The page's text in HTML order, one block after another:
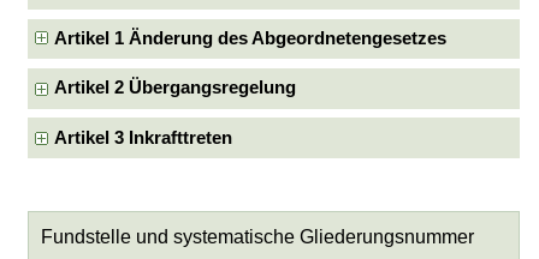
Artikel 1 Änderung des Abgeordnetengesetzes
Artikel 2 Übergangsregelung
Artikel 3 Inkrafttreten
Fundstelle und systematische Gliederungsnummer